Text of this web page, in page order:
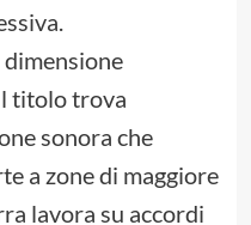
dimensione
titolo trova
sonora che
a zone di maggiore
lavora su accordi